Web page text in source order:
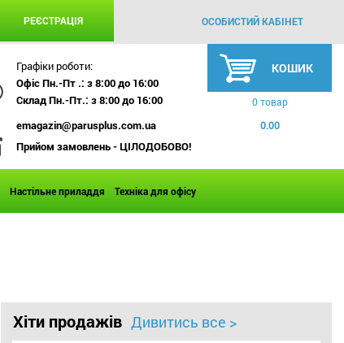
РЕЄСТРАЦІЯ ОСОБИСТИЙ КАБІНЕТ
Графіки роботи:
Офіс Пн.-Пт .: з 8:00 до 16:00
Склад Пн.-Пт.: з 8:00 до 16:00
emagazin@parusplus.com.ua
Прийом замовлень - ЦІЛОДОБОВО!
КОШИК
0 товар
0.00
Настільне приладдя Техніка для офісу
Хіти продажів Дивитись все >